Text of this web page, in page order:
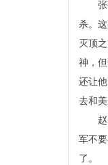
杀。
灭顶
神，
还让
去和
军不
了。